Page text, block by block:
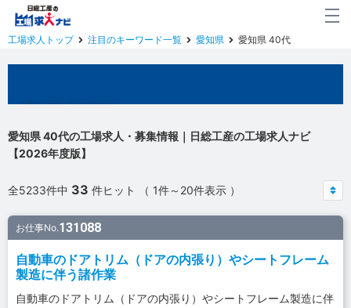
工場求人トップ 注目のキーワード一覧 愛知県 愛知県 40代
愛知県 40代の工場求人・募集情報｜日総工産の工場求人ナビ
【2026年度版】
全5233件中 33 件ヒット （ 1件～20件表示 ）
お仕事No.131088
自動車のドアトリム（ドアの内張り）やシートフレーム
製造に伴う諸作業
自動車のドアトリム（ドアの内張り）やシートフレーム製造に伴